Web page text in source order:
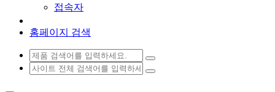
접속자
홈페이지 검색